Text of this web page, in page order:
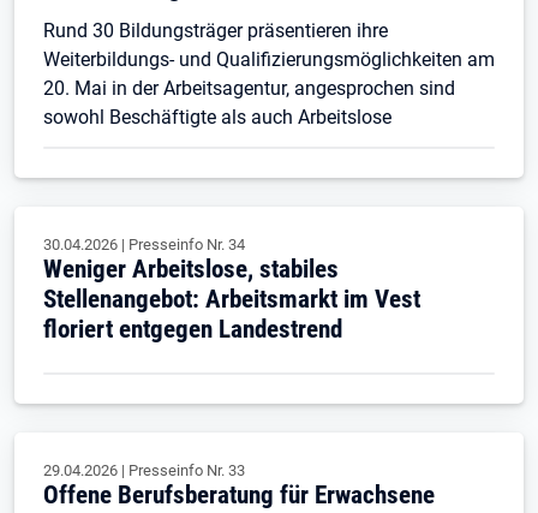
Rund 30 Bildungsträger präsentieren ihre
Weiterbildungs- und Qualifizierungsmöglichkeiten am
20. Mai in der Arbeitsagentur, angesprochen sind
sowohl Beschäftigte als auch Arbeitslose
30.04.2026 | Presseinfo Nr. 34
Weniger Arbeitslose, stabiles
Stellenangebot: Arbeitsmarkt im Vest
floriert entgegen Landestrend
29.04.2026 | Presseinfo Nr. 33
Offene Berufsberatung für Erwachsene